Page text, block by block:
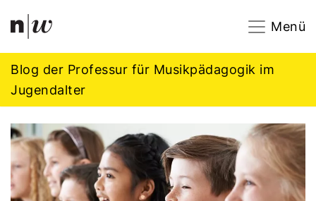
Navigation
Menü
Blog der Professur für Musikpädagogik im
Jugendalter
Footer